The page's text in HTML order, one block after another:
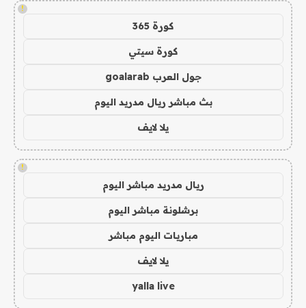
!
كورة 365
كورة سيتي
جول العرب goalarab
بث مباشر ريال مدريد اليوم
يلا لايف
!
ريال مدريد مباشر اليوم
برشلونة مباشر اليوم
مباريات اليوم مباشر
يلا لايف
yalla live